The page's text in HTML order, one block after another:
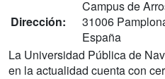
Dirección:
Campus de
31006
España
La Universidad Pública de
en la actualidad cuenta con